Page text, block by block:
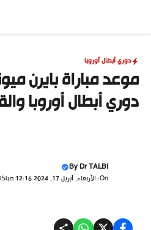
المحتوى
دوري أبطال أوروبا
موعد مباراة بايرن
دوري أبطال أوروبا
ByDr TALBI
On: الأربعاء, أبريل 17, 2024 12:16 صباحًا